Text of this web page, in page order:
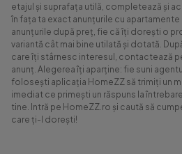
etajul și suprafața utilă, completează și
în fața ta exact anunțurile cu
anunțurile după preț, fie că îți dorești o
variantă cât mai bine utilată și dotată.
care îți stârnesc interesul, contactează
anunț. Alegerea îți aparține: fie suni
folosești aplicația HomeZZ să trimiți un
imediat ce primești un răspuns la
tine. Intră pe HomeZZ.ro și caută să
care ți-l dorești!